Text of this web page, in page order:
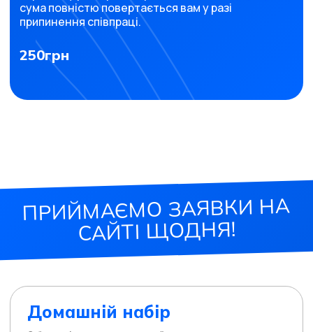
сума повністю повертається вам у разі
припинення співпраці.
250грн
ПРИЙМАЄМО ЗАЯВКИ НА
САЙТІ ЩОДНЯ!
Домашній набір